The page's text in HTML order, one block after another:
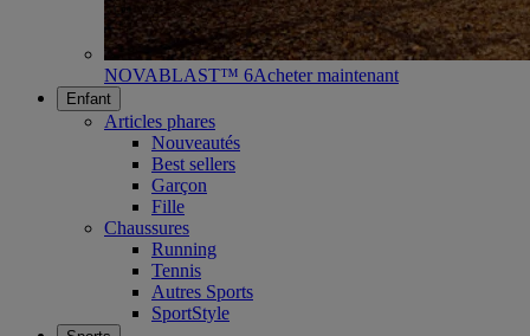
NOVABLAST™ 6Acheter maintenant
Enfant
Articles phares
Nouveautés
Best sellers
Garçon
Fille
Chaussures
Running
Tennis
Autres Sports
SportStyle